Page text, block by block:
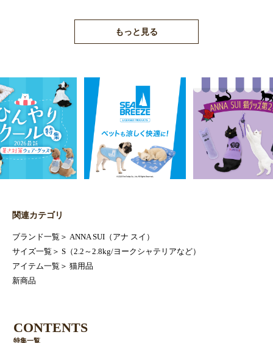
もっと見る
関連カテゴリ
ブランド一覧 ＞ ANNA SUI（アナ スイ）
サイズ一覧 ＞ S（2.2～2.8kg/ヨークシャテリアなど）
アイテム一覧 ＞ 猫用品
新商品
CONTENTS
特集一覧